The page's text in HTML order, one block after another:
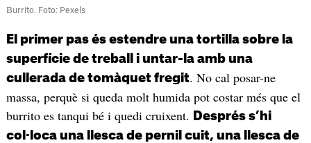
Burrito. Foto: Pexels
El primer pas és estendre una tortilla sobre la
superfície de treball i untar-la amb una
cullerada de tomàquet fregit. No cal posar-ne
massa, perquè si queda molt humida pot costar més que el
burrito es tanqui bé i quedi cruixent.
Després s’hi
col·loca una llesca de pernil cuit, una llesca de